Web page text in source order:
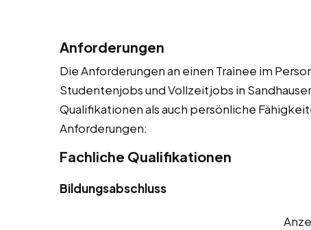
Anforderungen
Die Anforderungen an einen Trainee im
Studentenjobs und Vollzeitjobs in
Qualifikationen als auch persönliche
Anforderungen:
Fachliche Qualifikationen
Bildungsabschluss